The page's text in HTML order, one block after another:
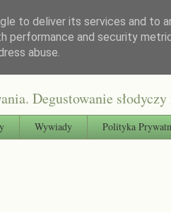
Degustowanie
Wywiady Polityka
to deliver its services and to
performance and security
abuse.